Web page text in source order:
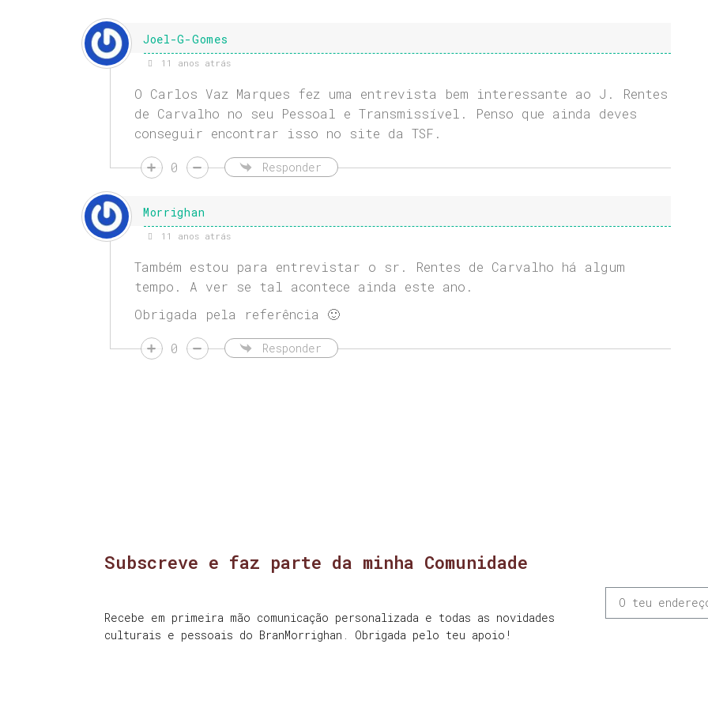
Joel-G-Gomes
11 anos atrás
O Carlos Vaz Marques fez uma entrevista bem interessante ao J. Rentes
de Carvalho no seu Pessoal e Transmissível. Penso que ainda deves
conseguir encontrar isso no site da TSF.
0 Responder
Morrighan
11 anos atrás
Também estou para entrevistar o sr. Rentes de Carvalho há algum
tempo. A ver se tal acontece ainda este ano.
Obrigada pela referência 🙂
0 Responder
Subscreve e faz parte da minha Comunidade
Recebe em primeira mão comunicação personalizada e todas as novidades
culturais e pessoais do BranMorrighan. Obrigada pelo teu apoio!